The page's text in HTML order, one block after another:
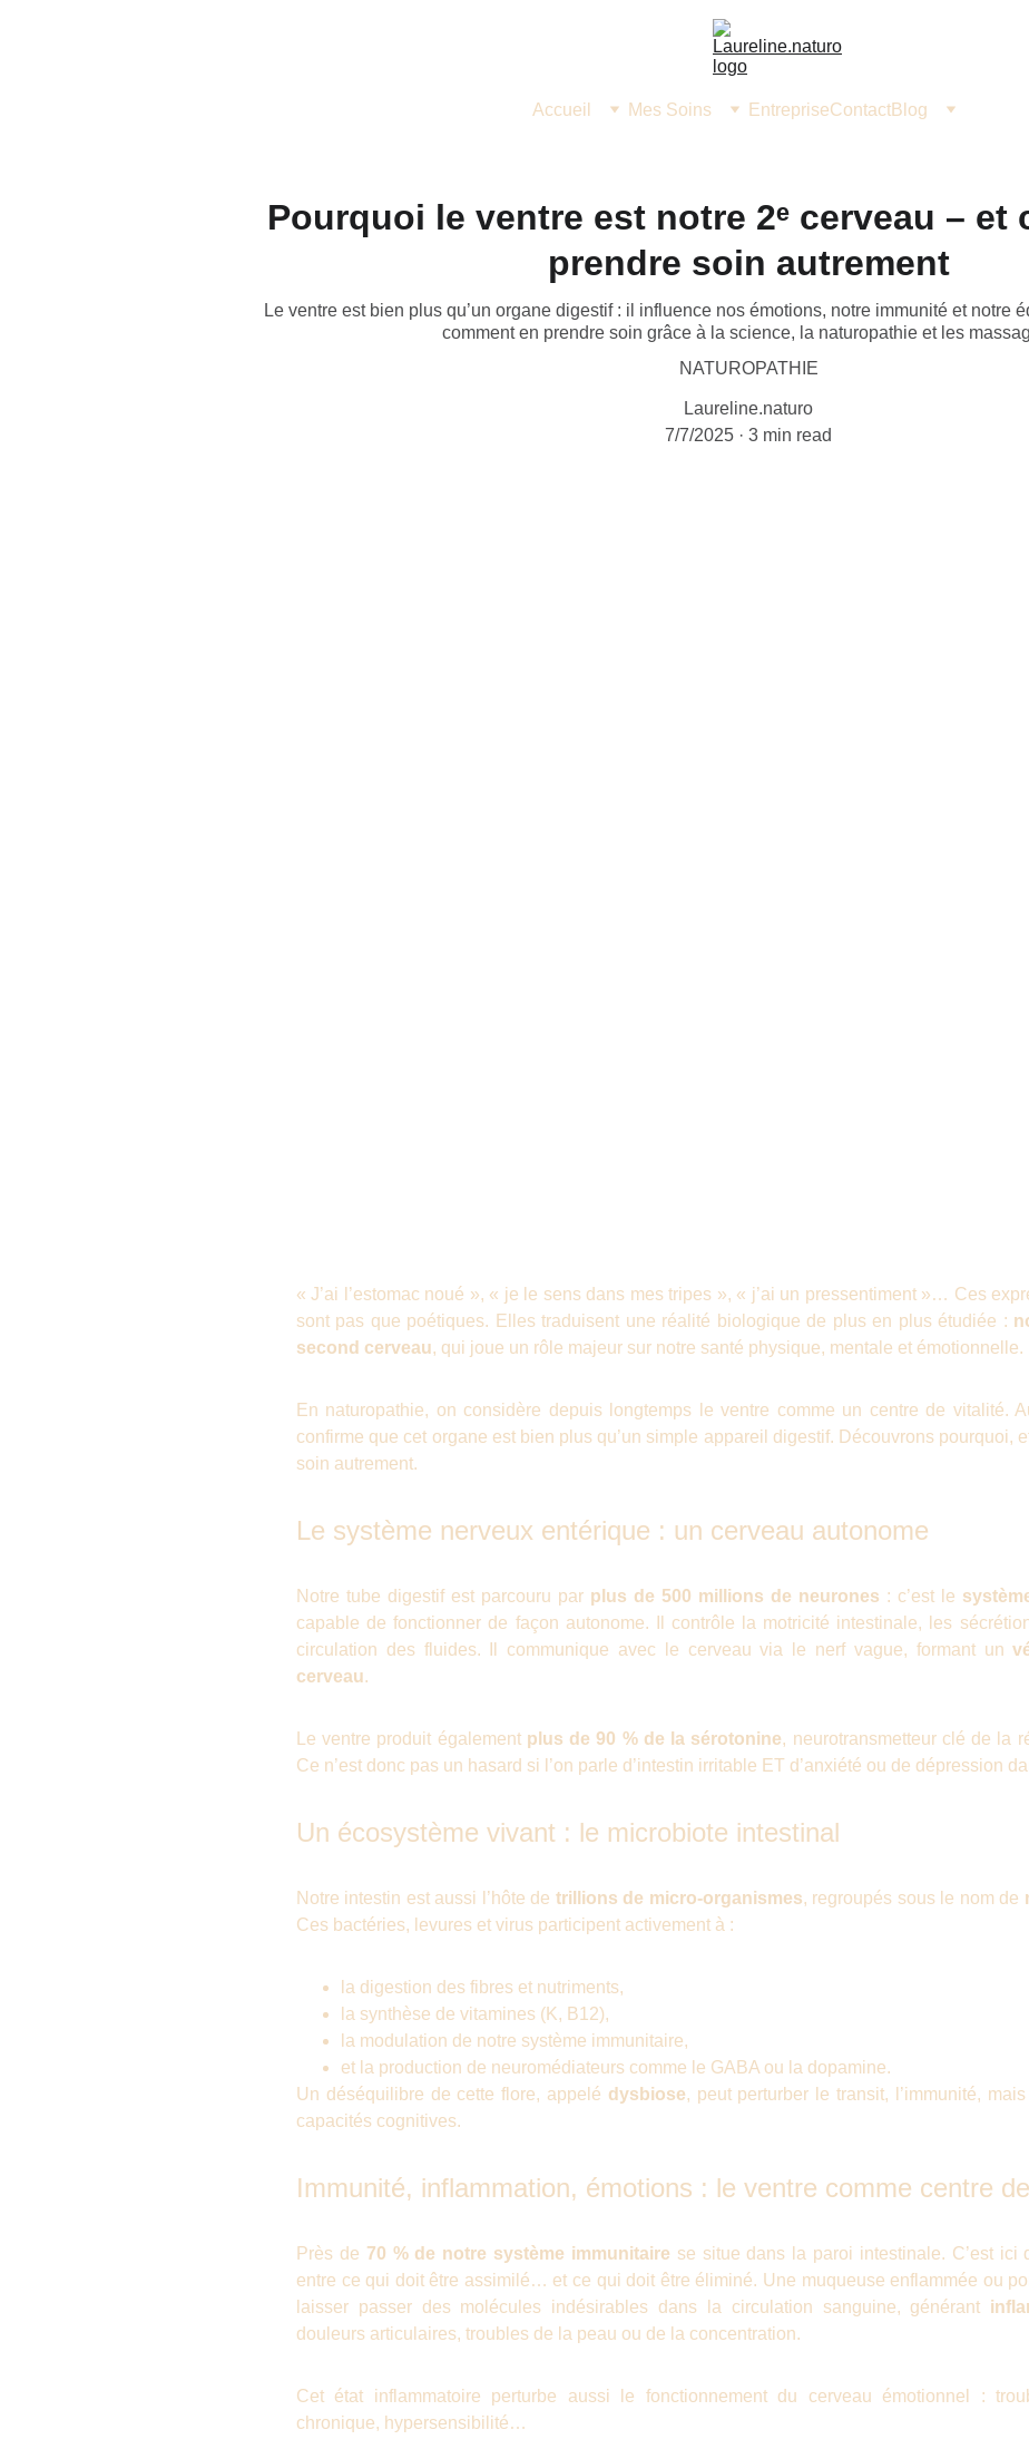
Accueil Mes Soins EntrepriseContactBlog
Pourquoi le ventre est notre 2ᵉ cerveau – et
prendre soin autrement
Le ventre est bien plus qu’un organe digestif : il influence nos émotions, notre immunité et notre
comment en prendre soin grâce à la science, la naturopathie et les
NATUROPATHIE
Laureline.naturo
7/7/2025
3 min read
« J’ai l’estomac noué », « je le sens dans mes tripes », « j’ai un pressentiment »… Ces
sont pas que poétiques. Elles traduisent une réalité biologique de plus en plus étudiée :
second cerveau, qui joue un rôle majeur sur notre santé physique, mentale et émotionnelle.
En naturopathie, on considère depuis longtemps le ventre comme un centre de vitalité.
confirme que cet organe est bien plus qu’un simple appareil digestif. Découvrons pourquoi,
soin autrement.
Le système nerveux entérique : un cerveau autonome
Notre tube digestif est parcouru par plus de 500 millions de neurones : c’est le
capable de fonctionner de façon autonome. Il contrôle la motricité intestinale, les
circulation des fluides. Il communique avec le cerveau via le nerf vague, formant un
cerveau.
Le ventre produit également plus de 90 % de la sérotonine, neurotransmetteur clé de la
Ce n’est donc pas un hasard si l’on parle d’intestin irritable ET d’anxiété ou de dépression
Un écosystème vivant : le microbiote intestinal
Notre intestin est aussi l’hôte de trillions de micro-organismes, regroupés sous le nom de
Ces bactéries, levures et virus participent activement à :
la digestion des fibres et nutriments,
la synthèse de vitamines (K, B12),
la modulation de notre système immunitaire,
et la production de neuromédiateurs comme le GABA ou la dopamine.
Un déséquilibre de cette flore, appelé dysbiose, peut perturber le transit, l’immunité,
capacités cognitives.
Immunité, inflammation, émotions : le ventre comme centre
Près de 70 % de notre système immunitaire se situe dans la paroi intestinale. C’est ici
entre ce qui doit être assimilé… et ce qui doit être éliminé. Une muqueuse enflammée ou
laisser passer des molécules indésirables dans la circulation sanguine, générant
douleurs articulaires, troubles de la peau ou de la concentration.
Cet état inflammatoire perturbe aussi le fonctionnement du cerveau émotionnel :
chronique, hypersensibilité…